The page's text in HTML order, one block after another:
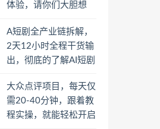
体验，请你们大胆想
A短剧全产业链拆解，
2天12小时全程干货输
出，彻底的了解AI短剧
大众点评项目，每天仅
需20-40分钟，跟着教
程实操，就能轻松开启